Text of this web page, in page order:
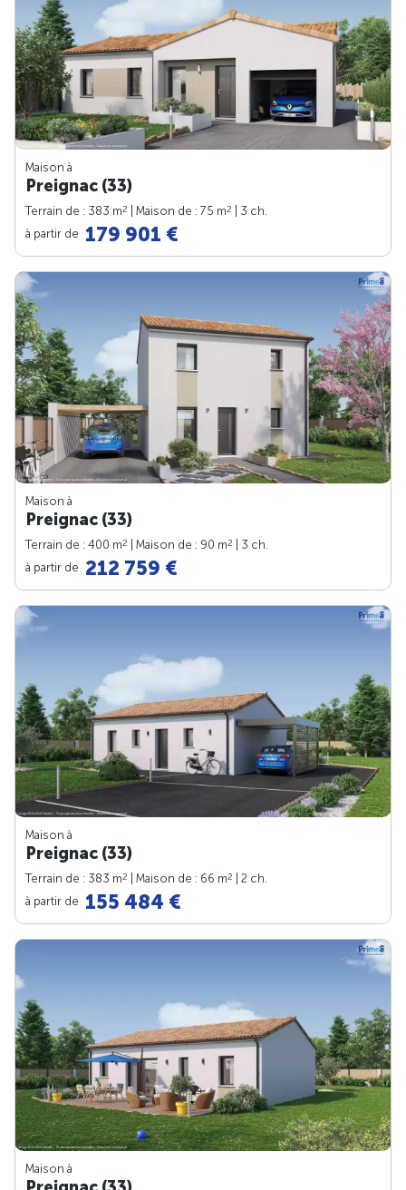
Maison à
Preignac (33)
Terrain de : 383 m2 | Maison de : 75 m2
| 3 ch.
à partir de 179 901 €
Maison à
Preignac (33)
Terrain de : 400 m2 | Maison de : 90 m2
| 3 ch.
à partir de 212 759 €
Maison à
Preignac (33)
Terrain de : 383 m2 | Maison de : 66 m2
| 2 ch.
à partir de 155 484 €
Maison à